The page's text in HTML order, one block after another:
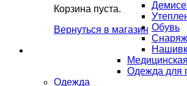
Корзина пуста.
Вернуться в магазин Обувь
Одежда для
Одежда